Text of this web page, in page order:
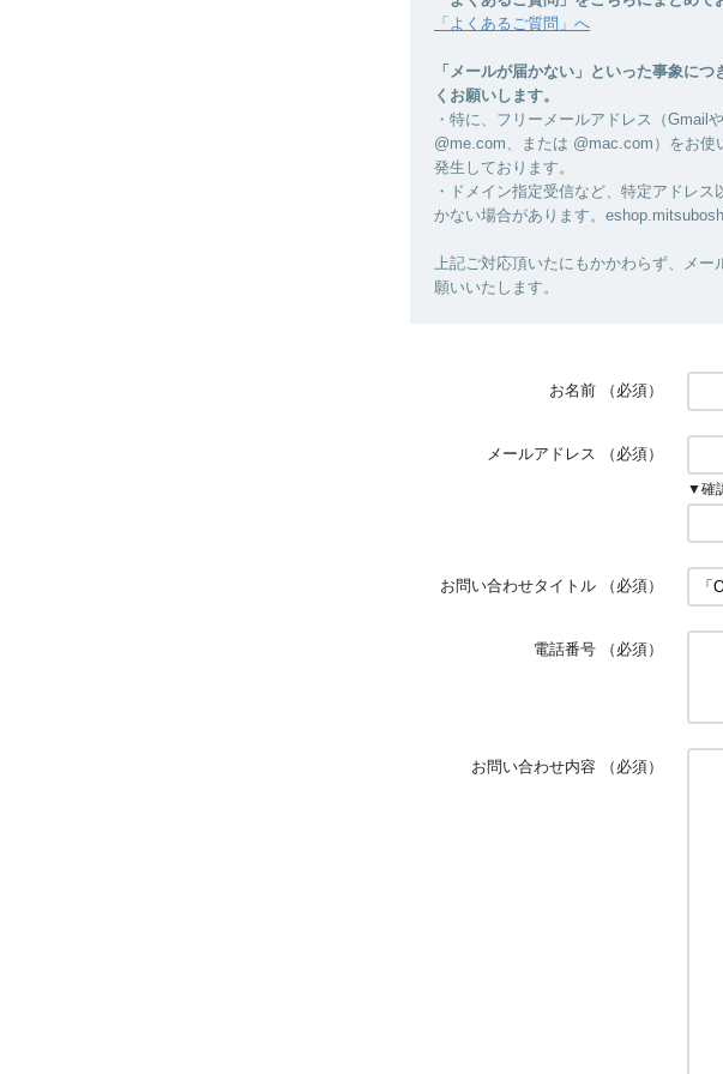
「よくあるご質問」へ
「メールが届かない」といった事象に
くお願いします。
・特に、フリーメールアドレス（Gmail
@me.com、または @mac.com）をお使
発生しております。
・ドメイン指定受信など、特定アドレ
かない場合があります。
上記ご対応頂いたにもかかわらず、メ
願いいたします。
お名前 （必須）
メールアドレス （必須）
▼確
お問い合わせタイトル （必須）
電話番号 （必須）
お問い合わせ内容 （必須）